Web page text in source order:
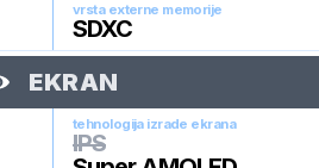
vrsta externe memorije
SDXC
EKRAN
tehnologija izrade ekrana
IPS